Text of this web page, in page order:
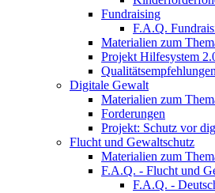
Fundraising
F.A.Q.
Materialien zum
Projekt Hilfesystem
Digitale Gewalt
Materialien zum
Forderungen
Projekt: Schutz vor
Flucht und Gewaltschutz
Materialien zum
F.A.Q. - Flucht und
F.A.Q. -